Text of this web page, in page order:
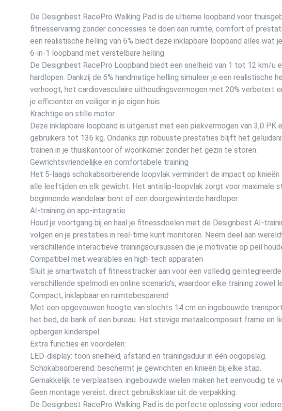
De Designbest RacePro Walking Pad is de ultieme loopband voor
fitnesservaring zonder concessies te doen aan ruimte, comfort of
een realistische helling van 6% biedt deze inklapbare loopband alles wat
6-in-1 loopband met verstelbare helling
De Designbest RacePro Loopband biedt een snelheid van 1 tot 12 km/u
hardlopen. Dankzij de 6% handmatige helling simuleer je een realistische
verhoogt, het cardiovasculaire uithoudingsvermogen met 20% verbetert
je efficiënter en veiliger in je eigen huis.
Krachtige en stille motor
Deze inklapbare loopband is uitgerust met een piekvermogen van 3,0 PK
gebruikers tot 136 kg. Ondanks zijn robuuste prestaties blijft het
trainen in je thuiskantoor of woonkamer zonder het gezin te storen.
Gewrichtsvriendelijke en comfortabele training
Het 5-laags schokabsorberende loopvlak vermindert de impact op
alle leeftijden en elk gewicht. Het antislip-loopvlak zorgt voor maximale
beginnende wandelaar bent of een doorgewinterde hardloper.
AI-training en app-integratie
Houd je voortgang bij en haal je fitnessdoelen met de Designbest AI-
volgen en je prestaties in real-time kunt monitoren. Neem deel aan
verschillende interactieve trainingscursussen die je motivatie op peil
Compatibel met wearables en high-tech apparaten
Sluit je smartwatch of fitnesstracker aan voor een volledig
verschillende spelmodi en online scenario’s, waardoor elke training zowel
Compact, inklapbaar en ruimtebesparend
Met een opgevouwen hoogte van slechts 14 cm en ingebouwde
het bed, de bank of een bureau. Het stevige metaalcomposiet frame en
opbergen kinderspel.
Extra functies en voordelen:
LED-display: toon snelheid, afstand en trainingsduur in één oogopslag.
Schokabsorberend: beschermt je gewrichten en knieën bij elke stap.
Gemakkelijk te verplaatsen: ingebouwde wielen maken het eenvoudig te
Geen montage vereist: direct gebruiksklaar uit de verpakking.
De Designbest RacePro Walking Pad is de perfecte oplossing voor